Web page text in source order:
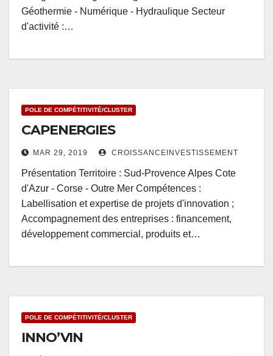
Géothermie - Numérique - Hydraulique Secteur
d'activité :…
POLE DE COMPÉTITIVITÉ/CLUSTER
CAPENERGIES
MAR 29, 2019 CROISSANCEINVESTISSEMENT
Présentation Territoire : Sud-Provence Alpes Cote
d'Azur - Corse - Outre Mer Compétences :
Labellisation et expertise de projets d'innovation ;
Accompagnement des entreprises : financement,
développement commercial, produits et…
POLE DE COMPÉTITIVITÉ/CLUSTER
INNO’VIN